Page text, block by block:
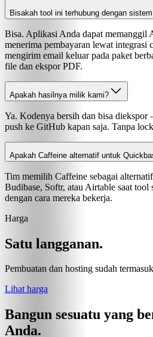
Bisakah tool ini terhubung dengan
Bisa. Aplikasi Anda dapat memanggil
menerima pembayaran lewat integrasi
mengirim email keluar pada paket
file dan ekspor PDF.
Apakah hasilnya milik kami?
Ya. Kodenya bersih dan bisa
push ke GitHub kapan saja. Tanpa
Apakah Caffeine alternatif untuk
Tim memilih Caffeine sebagai
Budibase, Softr, atau Airtable saat
dengan cara mereka bekerja.
Harga
Satu langganan.
Pembuatan dan hosting sudah
Lihat harga
Bangun sesuatu yang
Anda.